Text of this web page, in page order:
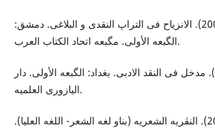
ویس، احمد محمد (2002). الانزیاح فی التراپ النقدی و البلاغی. دمشق:
الگبعه‌ الأولى. مگبعه‌ اتحاد الكتاب العرب.
الكبیسی، گراد (2011). مدخل فی النقد الادبی. بغداد: الگبعه‌ الأولى. دار
الیازوری العلمیه‌.
كوین، جان (2000). النڤریه‌ الشعریه‌ (بنا‌و لغه‌ الشعر- اللغه‌ العلیا).